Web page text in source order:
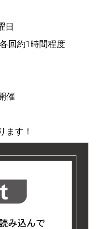
日
回約1時間程度
催
ます！